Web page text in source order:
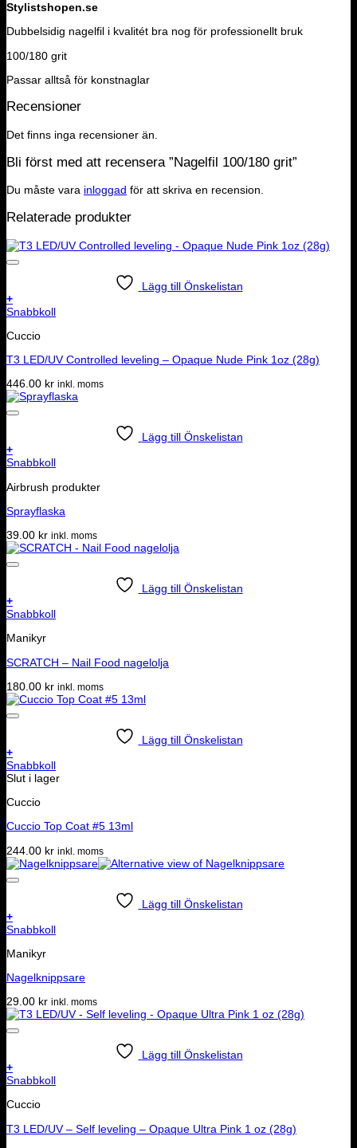
Stylistshopen.se
Dubbelsidig nagelfil i kvalitét bra nog för professionellt bruk
100/180 grit
Passar alltså för konstnaglar
Recensioner
Det finns inga recensioner än.
Bli först med att recensera ”Nagelfil 100/180 grit”
Du måste vara inloggad för att skriva en recension.
Relaterade produkter
Lägg till Önskelistan
+
Snabbkoll
Cuccio
T3 LED/UV Controlled leveling – Opaque Nude Pink 1oz (28g)
446.00 kr inkl. moms
Lägg till Önskelistan
+
Snabbkoll
Airbrush produkter
Sprayflaska
39.00 kr inkl. moms
Lägg till Önskelistan
+
Snabbkoll
Manikyr
SCRATCH – Nail Food nagelolja
180.00 kr inkl. moms
Lägg till Önskelistan
+
Snabbkoll
Slut i lager
Cuccio
Cuccio Top Coat #5 13ml
244.00 kr inkl. moms
Lägg till Önskelistan
+
Snabbkoll
Manikyr
Nagelknippsare
29.00 kr inkl. moms
Lägg till Önskelistan
+
Snabbkoll
Cuccio
T3 LED/UV – Self leveling – Opaque Ultra Pink 1 oz (28g)